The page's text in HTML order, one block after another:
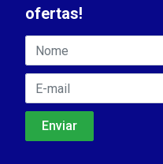
ofertas!